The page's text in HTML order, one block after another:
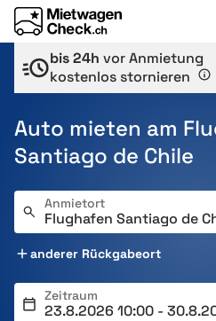
bis 24h vor Anmietung
kostenlos stornieren
Auto mieten am
Santiago de Chile
Anmietort
anderer Rückgabeort
Zeitraum